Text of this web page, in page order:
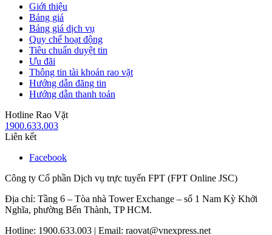
Giới thiệu
Bảng giá
Bảng giá dịch vụ
Quy chế hoạt động
Tiêu chuẩn duyệt tin
Ưu đãi
Thông tin tài khoản rao vặt
Hướng dẫn đăng tin
Hướng dẫn thanh toán
Hotline Rao Vặt
1900.633.003
Liên kết
Facebook
Công ty Cổ phần Dịch vụ trực tuyến FPT (FPT Online JSC)
Địa chỉ: Tầng 6 – Tòa nhà Tower Exchange – số 1 Nam Kỳ Khởi
Nghĩa, phường Bến Thành, TP HCM.
Hotline: 1900.633.003 | Email: raovat@vnexpress.net